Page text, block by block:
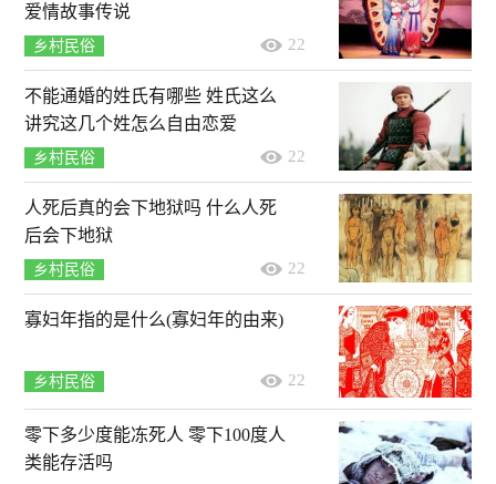
爱情故事传说
乡村民俗 22
不能通婚的姓氏有哪些 姓氏这么
讲究这几个姓怎么自由恋爱
乡村民俗 22
人死后真的会下地狱吗 什么人死
后会下地狱
乡村民俗 22
寡妇年指的是什么(寡妇年的由来)
乡村民俗 22
零下多少度能冻死人 零下100度人
类能存活吗